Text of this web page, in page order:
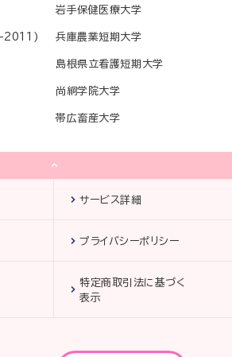
岩手保健医療大学
2011) 兵庫農業短期大学
島根県立看護短期大学
尚絅学院大学
帯広畜産大学
サービス詳細
プライバシーポリシー
特定商取引法に基づく
表示